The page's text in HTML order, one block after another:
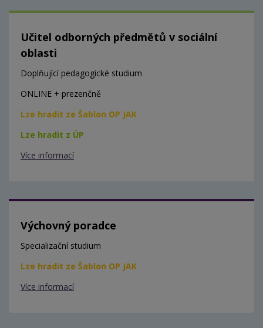
Učitel odborných předmětů v sociální
oblasti
Doplňující pedagogické studium
ONLINE + prezenčně
Lze hradit ze Šablon OP JAK
Lze hradit z ÚP
Více informací
Výchovný poradce
Specializační studium
Lze hradit ze Šablon OP JAK
Více informací